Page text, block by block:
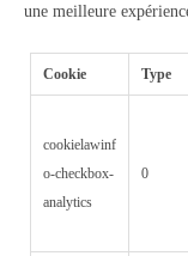
une meilleure
Cookie Type
cookielawinf
o-checkbox-
analytics
0